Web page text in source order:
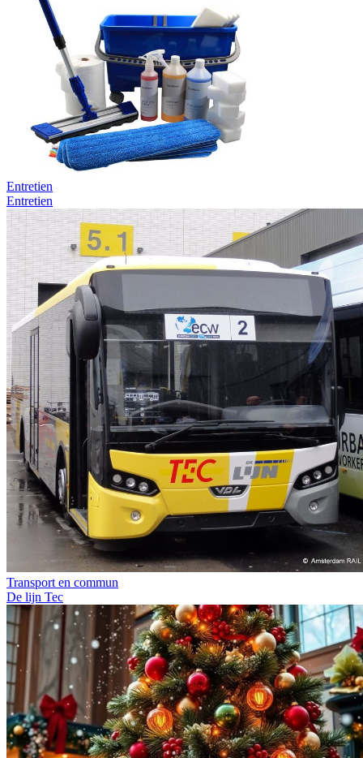
Entretien
Entretien
Transport en commun
De lijn Tec